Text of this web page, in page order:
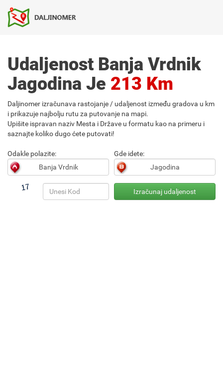
Udaljenost Banja Vrdnik
Jagodina Je 213 Km
Daljinomer izračunava rastojanje / udaljenost između gradova u km
i prikazuje najbolju rutu za putovanje na mapi.
Upišite ispravan naziv Mesta i Države u formatu kao na primeru i
saznajte koliko dugo ćete putovati!
Odakle polazite: Gde idete: